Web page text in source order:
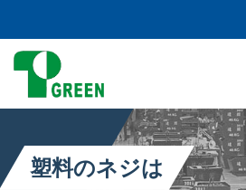
塑料のネジは